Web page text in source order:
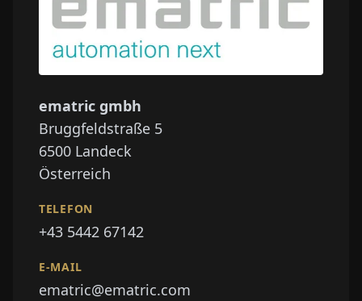
ematric gmbh
Bruggfeldstraße 5
6500 Landeck
Österreich
TELEFON
+43 5442 67142
E-MAIL
ematric@ematric.com